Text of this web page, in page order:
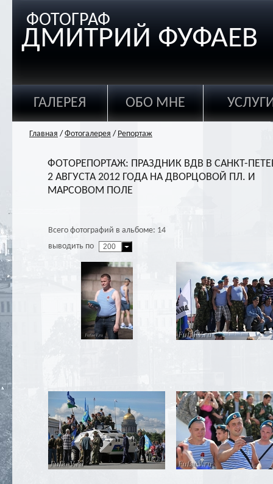
ФОТОГРАФ
ДМИТРИЙ ФУФАЕВ
ГАЛЕРЕЯ ОБО МНЕ
Главная / Фотогалерея / Репортаж
ФОТОРЕПОРТАЖ: ПРАЗДНИК ВДВ В САНКТ-
2 АВГУСТА 2012 ГОДА НА ДВОРЦОВОЙ ПЛ. И
МАРСОВОМ ПОЛЕ
Всего фотографий в альбоме: 14
выводить по
200